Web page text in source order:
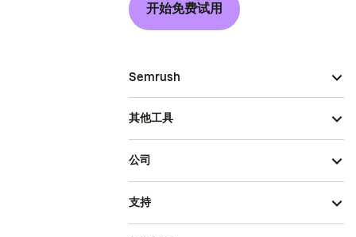
开始免费试用
Semrush
其他工具
公司
支持